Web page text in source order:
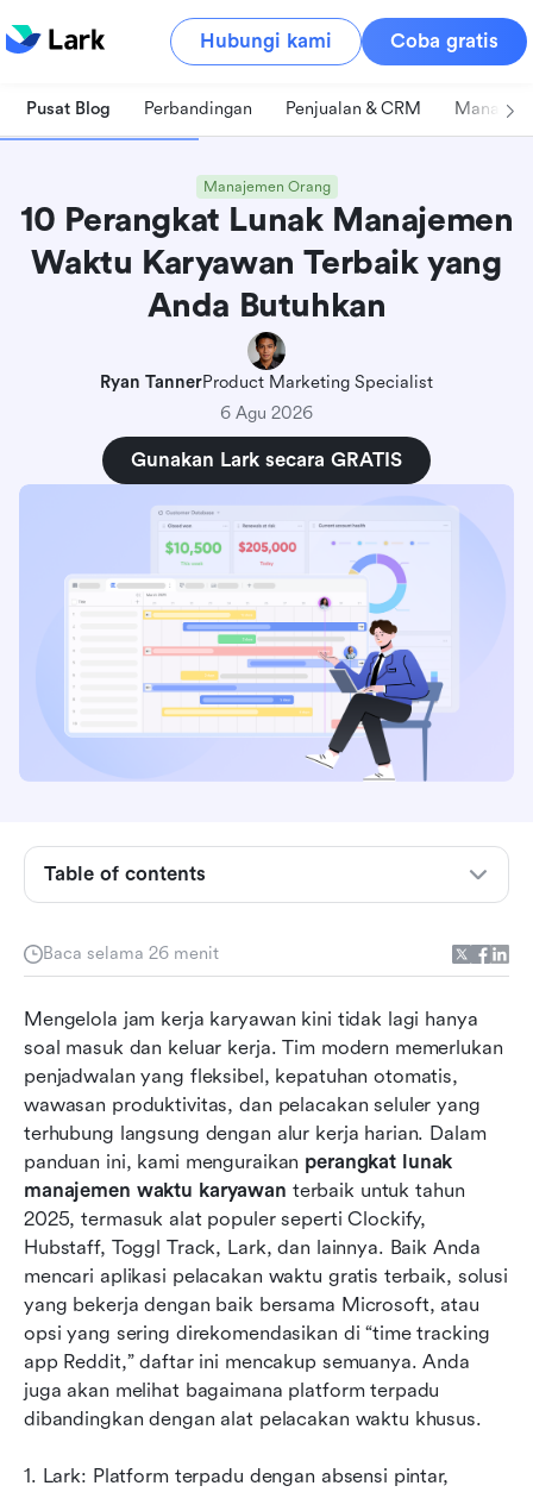
Hubungi kami Coba gratis
Pusat Blog Perbandingan Penjualan & CRM
Manajemen Orang
10 Perangkat Lunak Manajemen
Waktu Karyawan Terbaik yang
Anda Butuhkan
Ryan TannerProduct Marketing Specialist
6 Agu 2026
Gunakan Lark secara GRATIS
Baca selama 26 menit
Mengelola jam kerja karyawan kini tidak lagi hanya
soal masuk dan keluar kerja. Tim modern memerlukan
penjadwalan yang fleksibel, kepatuhan otomatis,
wawasan produktivitas, dan pelacakan seluler yang
terhubung langsung dengan alur kerja harian. Dalam
panduan ini, kami menguraikan perangkat lunak
manajemen waktu karyawan terbaik untuk tahun
2025, termasuk alat populer seperti Clockify,
Hubstaff, Toggl Track, Lark, dan lainnya. Baik Anda
mencari aplikasi pelacakan waktu gratis terbaik, solusi
yang bekerja dengan baik bersama Microsoft, atau
opsi yang sering direkomendasikan di “time tracking
app Reddit,” daftar ini mencakup semuanya. Anda
juga akan melihat bagaimana platform terpadu
dibandingkan dengan alat pelacakan waktu khusus.
1. Lark: Platform terpadu dengan absensi pintar,
Table of contents
untuk tim
karyawan?
10 alat manajemen waktu karyawan teratas
Kesalahan umum yang dilakukan perusahaan
saat melacak jam kerja karyawan
Manfaat perangkat lunak pelacakan dan
manajemen waktu karyawan
Kesimpulan
FAQ
Bacaan terkait